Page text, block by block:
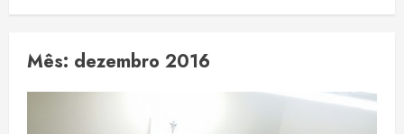
Mês: dezembro 2016